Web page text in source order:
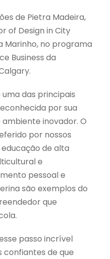
de Pietra Madeira,
of Design in City
Marinho, no programa
Business da
das principais
por sua
inovador. O
por nossos
de alta
e
pessoal e
são exemplos do
que
passo incrível
confiantes de que